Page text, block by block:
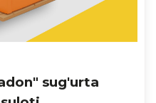
sug'urta